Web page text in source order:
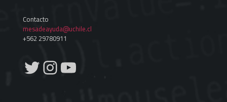
Contacto
mesadeayuda@uchile.cl
+562 29780911
Twitter
Instagram
YouTube